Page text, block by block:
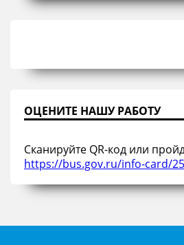
ОЦЕНИТЕ НАШУ РАБОТУ
Сканируйте QR-код или
https://bus.gov.ru/info-card/